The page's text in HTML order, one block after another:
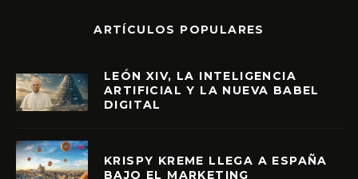
ARTÍCULOS POPULARES
LEÓN XIV, LA INTELIGENCIA
ARTIFICIAL Y LA NUEVA BABEL
DIGITAL
KRISPY KREME LLEGA A ESPAÑA
BAJO EL MARKETING